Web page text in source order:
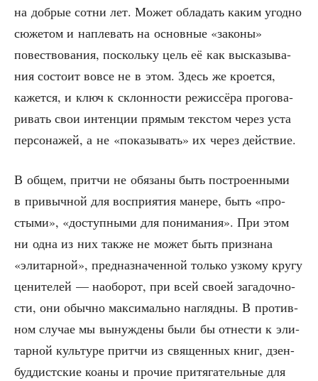
на доб­рые сот­ни лет. Может обла­дать каким угод­но
сюже­том и напле­вать на основ­ные «зако­ны»
повест­во­ва­ния, посколь­ку цель её как выска­зы­ва­
ния состо­ит вовсе не в этом. Здесь же кро­ет­ся,
кажет­ся, и ключ к склон­но­сти режис­сё­ра про­го­ва­
ри­вать свои интен­ции пря­мым тек­стом через уста
пер­со­на­жей, а не «пока­зы­вать» их через действие.
В общем, прит­чи не обя­за­ны быть постро­ен­ны­ми
в при­выч­ной для вос­при­я­тия мане­ре, быть «про­
сты­ми», «доступ­ны­ми для пони­ма­ния». При этом
ни одна из них так­же не может быть при­зна­на
«эли­тар­ной», пред­на­зна­чен­ной толь­ко узко­му кру­гу
цени­те­лей — наобо­рот, при всей сво­ей зага­доч­но­
сти, они обыч­но мак­си­маль­но нагляд­ны. В про­тив­
ном слу­чае мы вынуж­де­ны были бы отне­сти к эли­
тар­ной куль­ту­ре прит­чи из свя­щен­ных книг, дзен-
буд­дист­ские коа­ны и про­чие при­тя­га­тель­ные для